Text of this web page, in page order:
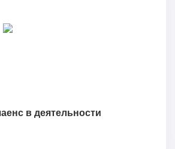
в деятельности